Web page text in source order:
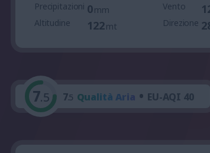
Precipitazioni 0mm
Altitudine
122mt
Vento
Direzione
7.5 7.5 Qualità Aria • EU-AQI 40